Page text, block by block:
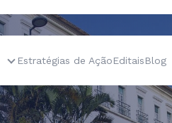
Estratégias de AçãoEditaisBlog